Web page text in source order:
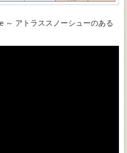
～ アトラススノーシューのある